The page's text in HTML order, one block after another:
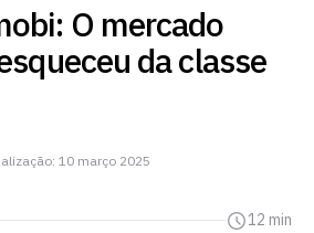
O mercado
da classe
10 março 2025
12 min